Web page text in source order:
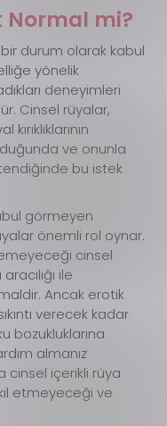
Normal mi?
durum olarak kabul
yönelik
deneyimleri
Cinsel rüyalar,
ve onunla
bu istek
görmeyen
önemli rol oynar.
cinsel
ile
Ancak erotik
verecek kadar
bozukluklarına
almanız
cinsel içerikli rüya
etmeyeceği ve